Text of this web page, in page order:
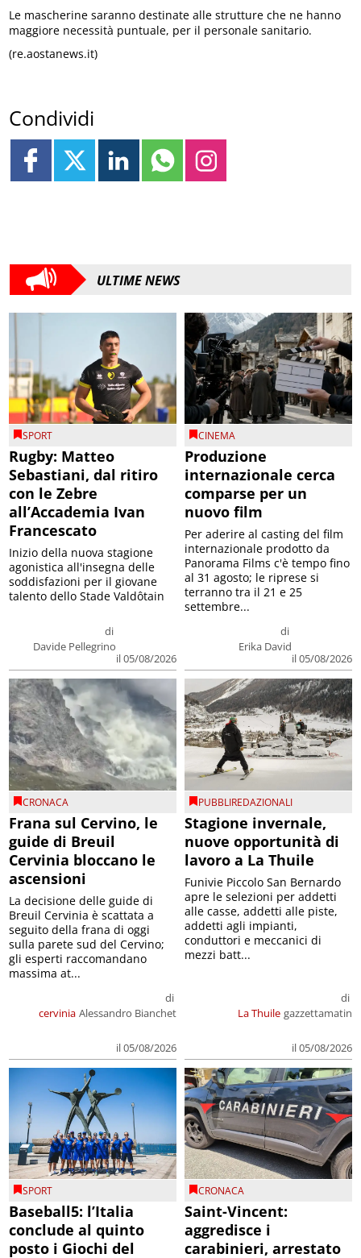
Le mascherine saranno destinate alle strutture che ne hanno
maggiore necessità puntuale, per il personale sanitario.
(re.aostanews.it)
Condividi
ULTIME NEWS
SPORT
Rugby: Matteo
Sebastiani, dal ritiro
con le Zebre
all’Accademia Ivan
Francescato
di
Davide Pellegrino
il 05/08/2026
Inizio della nuova stagione
agonistica all'insegna delle
soddisfazioni per il giovane
talento dello Stade Valdôtain
CINEMA
Produzione
internazionale cerca
comparse per un
nuovo film
di
Erika David
il 05/08/2026
Per aderire al casting del film
internazionale prodotto da
Panorama Films c'è tempo fino
al 31 agosto; le riprese si
terranno tra il 21 e 25
settembre...
CRONACA
Frana sul Cervino, le
guide di Breuil
Cervinia bloccano le
ascensioni
cervinia
di
Alessandro Bianchet
il 05/08/2026
La decisione delle guide di
Breuil Cervinia è scattata a
seguito della frana di oggi
sulla parete sud del Cervino;
gli esperti raccomandano
massima at...
PUBBLIREDAZIONALI
Stagione invernale,
nuove opportunità di
lavoro a La Thuile
La Thuile
di
gazzettamatin
il 05/08/2026
Funivie Piccolo San Bernardo
apre le selezioni per addetti
alle casse, addetti alle piste,
addetti agli impianti,
conduttori e meccanici di
mezzi batt...
SPORT
Baseball5: l’Italia
conclude al quinto
posto i Giochi del
CRONACA
Saint-Vincent:
aggredisce i
carabinieri, arrestato